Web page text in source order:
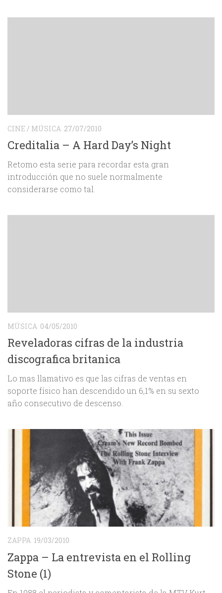
CINE / MÚSICA 27/07/2010
Creditalia – A Hard Day’s Night
Retomo esta serie para recordar esta gran
introducción que no suele normalmente
considerarse como tal.
MÚSICA 04/05/2010
Reveladoras cifras de la industria
discografica britanica
Lo mas llamativo es que las cifras de ventas en
soporte físico han descendido un 6,1% en su sexto
año consecutivo de descenso.
ZAPPA 19/03/2010
Zappa – La entrevista en el Rolling
Stone (1)